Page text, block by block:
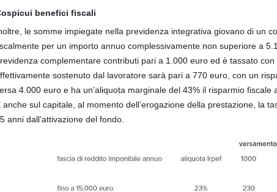
benefici fiscali
le somme impiegate nella previdenza integrativa giovano di un
per un importo annuo complessivamente non superiore a
complementare contributi pari a 1.000 euro ed è tassato
sostenuto dal lavoratore sarà pari a 770 euro, con un
4.000 euro e ha un’aliquota marginale del 43% il risparmio fiscale
anche sul capitale, al momento dell’erogazione della prestazione, la
anni dall’attivazione del fondo.